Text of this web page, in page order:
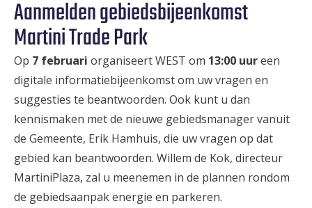
Aanmelden gebiedsbijeenkomst
Martini Trade Park
Op 7 februari organiseert WEST om 13:00 uureen
digitale informatiebijeenkomst om uw vragen en
suggesties te beantwoorden. Ook kunt u dan
kennismaken met de nieuwe gebiedsmanager vanuit
de Gemeente, Erik Hamhuis, die uw vragen op dat
gebied kan beantwoorden. Willem de Kok, directeur
MartiniPlaza, zal u meenemen in de plannen rondom
de gebiedsaanpak energie en parkeren.